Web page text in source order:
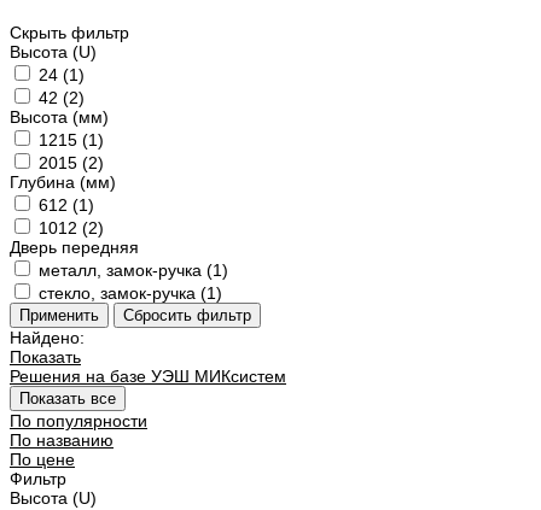
Скрыть фильтр
Высота (U)
24 (1)
42 (2)
Высота (мм)
1215 (1)
2015 (2)
Глубина (мм)
612 (1)
1012 (2)
Дверь передняя
металл, замок-ручка (1)
стекло, замок-ручка (1)
Найдено:
Показать
Решения на базе УЭШ МИКсистем
Показать все
По популярности
По названию
По цене
Фильтр
Высота (U)